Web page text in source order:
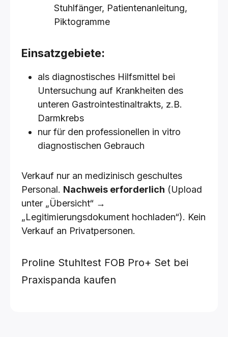
Stuhlfänger, Patientenanleitung,
Piktogramme
Einsatzgebiete:
als diagnostisches Hilfsmittel bei
Untersuchung auf Krankheiten des
unteren Gastrointestinaltrakts, z.B.
Darmkrebs
nur für den professionellen in vitro
diagnostischen Gebrauch
Verkauf nur an medizinisch geschultes
Personal. Nachweis erforderlich (Upload
unter „Übersicht“ →
„Legitimierungsdokument hochladen“). Kein
Verkauf an Privatpersonen.
Proline Stuhltest FOB Pro+ Set bei
Praxispanda kaufen